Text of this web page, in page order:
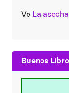
Ve La
Buenos